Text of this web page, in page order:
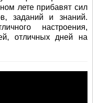
лете прибавят сил
заданий и знаний.
настроения,
отличных дней на